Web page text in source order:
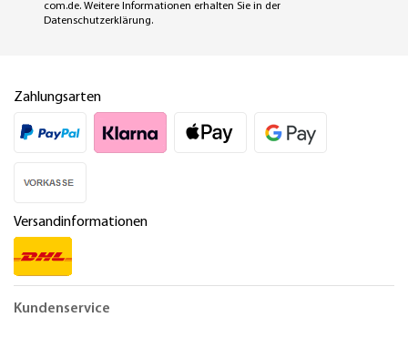
com.de. Weitere Informationen erhalten Sie in der
Datenschutzerklärung.
Zahlungsarten
Versandinformationen
Kundenservice